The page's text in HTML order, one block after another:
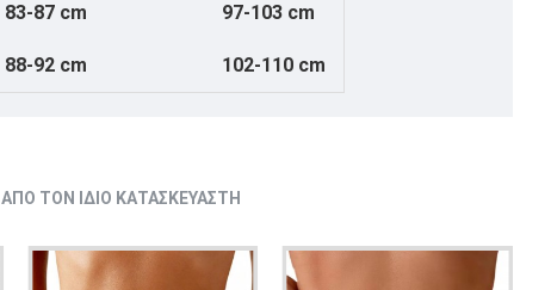
83-87 cm 97-103 cm
88-92 cm 102-110 cm
ΑΠΌ ΤΟΝ ΊΔΙΟ ΚΑΤΑΣΚΕΥΑΣΤΉ